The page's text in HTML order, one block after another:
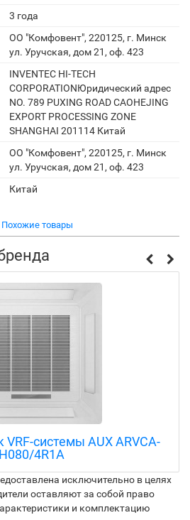
3 года
ОО "Комфовент", 220125, г. Минск
ул. Уручская, дом 21, оф. 423
INVENTEC HI-TECH
CORPORATIONЮридический адрес
NO. 789 PUXING ROAD CAOHEJING
EXPORT PROCESSING ZONE
SHANGHAI 201114 Китай
ОО "Комфовент", 220125, г. Минск
ул. Уручская, дом 21, оф. 423
Китай
Похожие товары
VRF-системы AUX ARVCA-
H080/4R1A
исключительно в целях
оставляют за собой право
и комплектацию